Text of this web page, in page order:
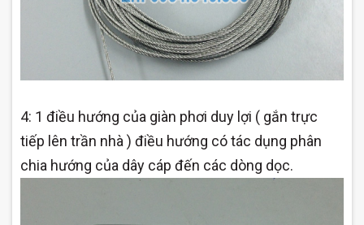
4: 1 điều hướng của giàn phơi duy lợi ( gắn trực
tiếp lên trần nhà ) điều hướng có tác dụng phân
chia hướng của dây cáp đến các dòng dọc.